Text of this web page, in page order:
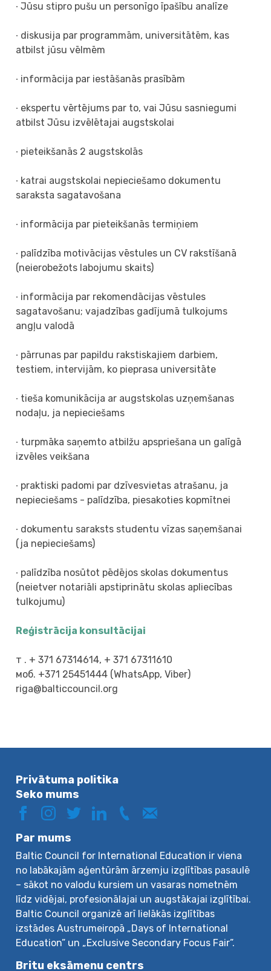
∙ Jūsu stipro pušu un personīgo īpašību analīze
∙ diskusija par programmām, universitātēm, kas
atbilst jūsu vēlmēm
∙ informācija par iestāšanās prasībām
∙ ekspertu vērtējums par to, vai Jūsu sasniegumi
atbilst Jūsu izvēlētajai augstskolai
∙ pieteikšanās 2 augstskolās
∙ katrai augstskolai nepieciešamo dokumentu
saraksta sagatavošana
∙ informācija par pieteikšanās termiņiem
∙ palīdzība motivācijas vēstules un CV rakstīšanā
(neierobežots labojumu skaits)
∙ informācija par rekomendācijas vēstules
sagatavošanu; vajadzības gadījumā tulkojums
angļu valodā
∙ pārrunas par papildu rakstiskajiem darbiem,
testiem, intervijām, ko pieprasa universitāte
∙ tieša komunikācija ar augstskolas uzņemšanas
nodaļu, ja nepieciešams
∙ turpmāka saņemto atbilžu apspriešana un galīgā
izvēles veikšana
∙ praktiski padomi par dzīvesvietas atrašanu, ja
nepieciešams - palīdzība, piesakoties kopmītnei
∙ dokumentu saraksts studentu vīzas saņemšanai
(ja nepieciešams)
∙ palīdzība nosūtot pēdējos skolas dokumentus
(neietver notariāli apstiprinātu skolas apliecības
tulkojumu)
Reģistrācija konsultācijai
т . + 371 67314614, + 371 67311610
моб. +371 25451444 (WhatsApp, Viber)
riga@balticcouncil.org
Privātuma politika
Seko mums
Par mums
Baltic Council for International Education ir viena
no labākajām aģentūrām ārzemju izglītības pasaulē
– sākot no valodu kursiem un vasaras nometnēm
līdz vidējai, profesionālajai un augstākajai izglītībai.
Baltic Council organizē arī lielākās izglītības
izstādes Austrumeiropā „Days of International
Education” un „Exclusive Secondary Focus Fair”.
Britu eksāmenu centrs